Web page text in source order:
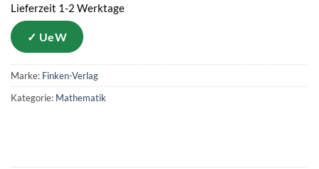
Lieferzeit 1-2 Werktage
Kategorie: Mathematik
Marke: Finken-Verlag